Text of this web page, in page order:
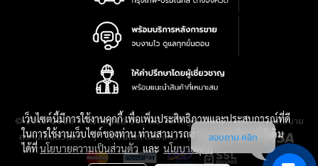
© 2016-2028 TPQTOOLS Co., Ltd. All Rights Reserved.|นโยบาย
ความเป็นส่วนตัว|เงื่อนไขการใช้งาน| แผนที่สินค้า
เว็บไซต์นี้มีการใช้งานคุกกี้ เพื่อเพิ่มประสิทธิภาพและประสบการณ์ที่ดี
ในการใช้งานเว็บไซต์ของท่าน ท่านสามารถอ่านรายละเอียดเพิ่มเติม
ได้ที่นโยบายความเป็นส่วนตัว และ นโยบายคุกกี้
สอบถาม คลิก